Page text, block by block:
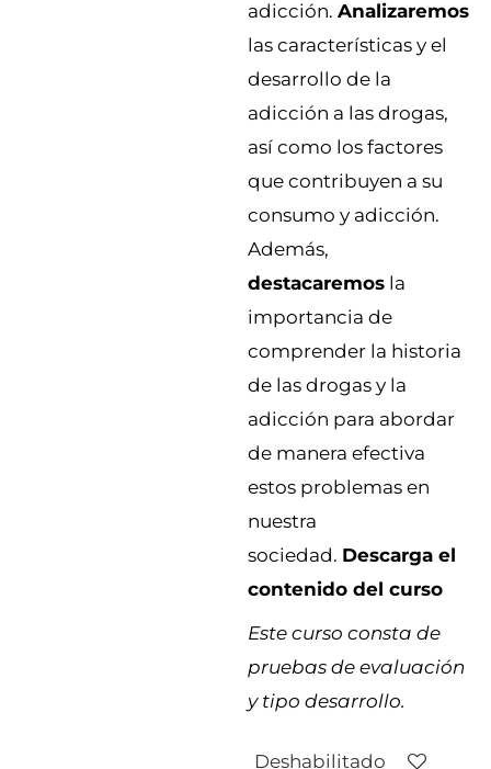
adicción. Analizaremos
las características y el
desarrollo de la
adicción a las drogas,
así como los factores
que contribuyen a su
consumo y adicción.
Además,
destacaremos la
importancia de
comprender la historia
de las drogas y la
adicción para abordar
de manera efectiva
estos problemas en
nuestra
sociedad. Descarga el
contenido del curso
Este curso consta de
pruebas de evaluación
y tipo desarrollo.
Deshabilitado